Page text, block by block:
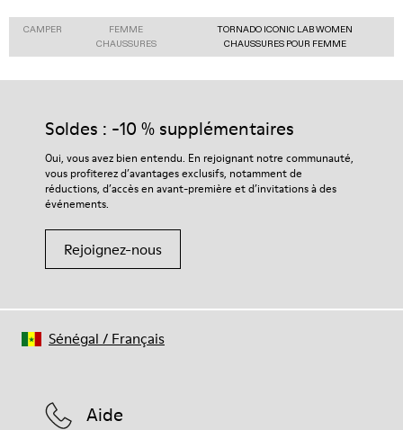
CAMPER
FEMME
CHAUSSURES
TORNADO ICONIC LAB WOMEN
CHAUSSURES POUR FEMME
Soldes : -10 % supplémentaires
Oui, vous avez bien entendu. En rejoignant notre communauté,
vous profiterez d’avantages exclusifs, notamment de
réductions, d’accès en avant-première et d’invitations à des
événements.
Rejoignez-nous
Aide
Sénégal / Français